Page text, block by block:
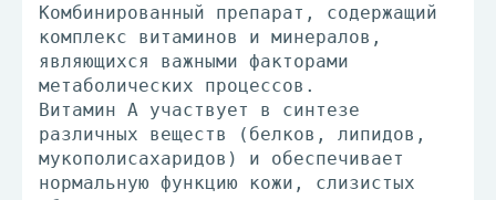
Комбинированный препарат, содержащий
комплекс витаминов и минералов,
являющихся важными факторами
метаболических процессов.
Витамин А участвует в синтезе
различных веществ (белков, липидов,
мукополисахаридов) и обеспечивает
нормальную функцию кожи, слизистых